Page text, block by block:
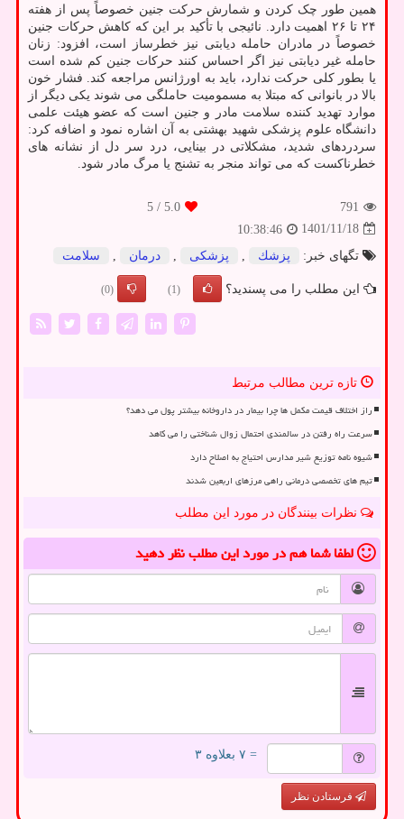
همین طور چک کردن و شمارش حرکت جنین خصوصاً پس از هفته
۲۴ تا ۲۶ اهمیت دارد. نائیجی با تأکید بر این که کاهش حرکات جنین
خصوصاً در مادران حامله دیابتی نیز خطرساز است، افزود: زنان
حامله غیر دیابتی نیز اگر احساس کنند حرکات جنین کم شده است
یا بطور کلی حرکت ندارد، باید به اورژانس مراجعه کند. فشار خون
بالا در بانوانی که مبتلا به مسمومیت حاملگی می شوند یکی دیگر از
موارد تهدید کننده سلامت مادر و جنین است که عضو هیئت علمی
دانشگاه علوم پزشکی شهید بهشتی به آن اشاره نمود و اضافه کرد:
سردردهای شدید، مشکلاتی در بینایی، درد سر دل از نشانه های
خطرناکست که می تواند منجر به تشنج یا مرگ مادر شود.
791
5.0
/ 5
1401/11/18
10:38:46
تگهای خبر:
پزشك , پزشكی , درمان , سلامت
این مطلب را می پسندید؟ (1)
(0)
تازه ترین مطالب مرتبط
راز اختلاف قیمت مکمل ها چرا بیمار در داروخانه بیشتر پول می دهد؟
سرعت راه رفتن در سالمندی احتمال زوال شناختی را می کاهد
شیوه نامه توزیع شیر مدارس احتیاج به اصلاح دارد
تیم های تخصصی درمانی راهی مرزهای اربعین شدند
نظرات بینندگان در مورد این مطلب
لطفا شما همدر مورد این مطلبنظر دهید
= ۷ بعلاوه ۳
فرستادن نظر